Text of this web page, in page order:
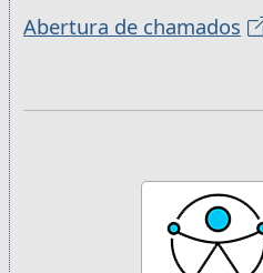
Abertura de chamados